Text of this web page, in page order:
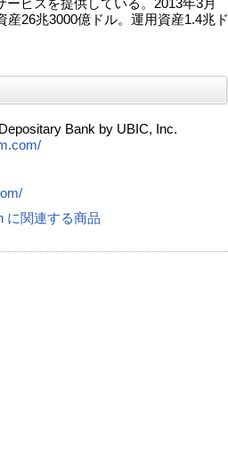
ビスを提供している。2013年3月
産26兆3000億ドル。運用資産1.4兆ド
Bank by UBIC, Inc.
に関連する商品